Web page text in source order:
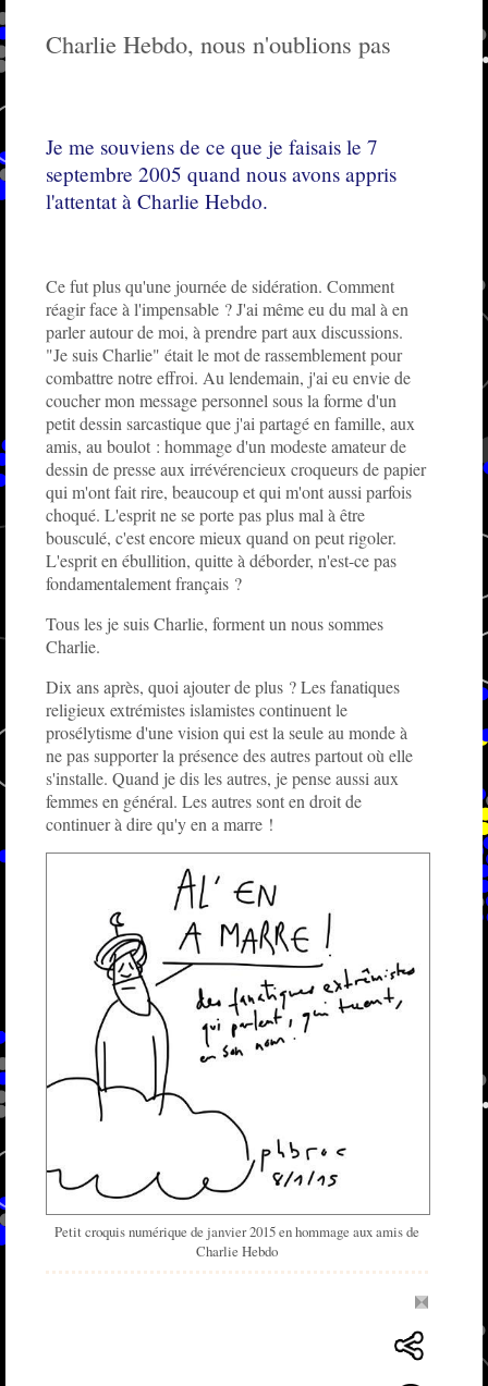
Charlie Hebdo, nous n'oublions pas
Je me souviens de ce que je faisais le 7
septembre 2005 quand nous avons appris
l'attentat à Charlie Hebdo.
Ce fut plus qu'une journée de sidération. Comment
réagir face à l'impensable ? J'ai même eu du mal à en
parler autour de moi, à prendre part aux discussions.
"Je suis Charlie" était le mot de rassemblement pour
combattre notre effroi. Au lendemain, j'ai eu envie de
coucher mon message personnel sous la forme d'un
petit dessin sarcastique que j'ai partagé en famille, aux
amis, au boulot : hommage d'un modeste amateur de
dessin de presse aux irrévérencieux croqueurs de papier
qui m'ont fait rire, beaucoup et qui m'ont aussi parfois
choqué. L'esprit ne se porte pas plus mal à être
bousculé, c'est encore mieux quand on peut rigoler.
L'esprit en ébullition, quitte à déborder, n'est-ce pas
fondamentalement français ?
Tous les je suis Charlie, forment un nous sommes
Charlie.
Dix ans après, quoi ajouter de plus ? Les fanatiques
religieux extrémistes islamistes continuent le
prosélytisme d'une vision qui est la seule au monde à
ne pas supporter la présence des autres partout où elle
s'installe. Quand je dis les autres, je pense aussi aux
femmes en général. Les autres sont en droit de
continuer à dire qu'y en a marre !
Petit croquis numérique de janvier 2015 en hommage aux amis de
Charlie Hebdo